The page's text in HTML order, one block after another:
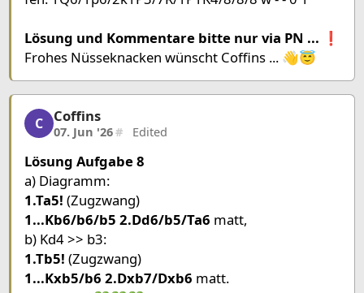
8
Queen White
7
Pawn Black
6
King Black
Pawn White
4
Pawn White
2
1
Pieces lists
Pieces White
King d4
Queen b8 Rook h5 Pawn b4
Lösung und Kommentare bitte nur via PN ... ❗
Frohes Nüsseknacken wünscht Coffins ... 👋😇
Coffins, 4/8, 07. Jun '26
C Coffins
07. Jun '26# Edited
Lösung Aufgabe 8
a) Diagramm:
1.Ta5! (Zugzwang)
1...Kb6/b6/b5 2.Dd6/b5/Ta6 matt,
b) Kd4 >> b3:
1.Tb5! (Zugzwang)
1...Kxb5/b6 2.Dxb7/Dxb6 matt.